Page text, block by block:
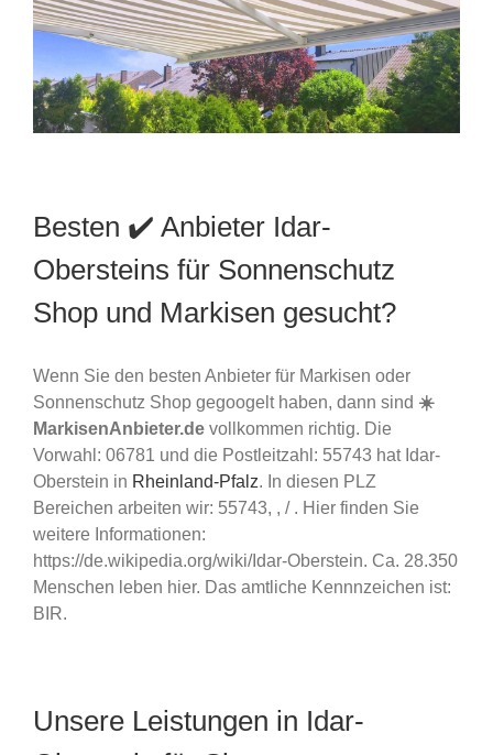
Besten ✔️ Anbieter Idar-
Obersteins für Sonnenschutz
Shop und Markisen gesucht?
Wenn Sie den besten Anbieter für Markisen oder
Sonnenschutz Shop gegoogelt haben, dann sind ☀️
MarkisenAnbieter.de vollkommen richtig. Die
Vorwahl: 06781 und die Postleitzahl: 55743 hat Idar-
Oberstein in Rheinland-Pfalz. In diesen PLZ
Bereichen arbeiten wir: 55743, , / . Hier finden Sie
weitere Informationen:
https://de.wikipedia.org/wiki/Idar-Oberstein. Ca. 28.350
Menschen leben hier. Das amtliche Kennnzeichen ist:
BIR.
Unsere Leistungen in Idar-